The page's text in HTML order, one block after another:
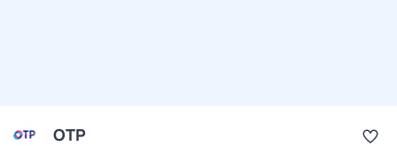
ОТР